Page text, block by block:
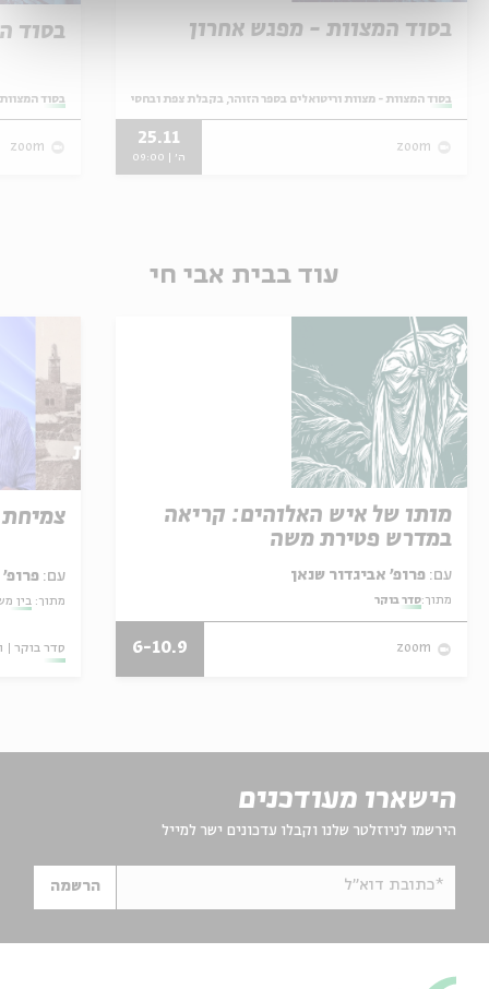
בסוד המצוות - מפגש אחרון
מתוך:
בסוד המצוות - מצוות וריטואלים בספר הזוהר, בקבלת צפת ובחסידות
zoom
25.11
ה' | 09:00
בסוד
מתוך:
בסוד
zoom
עוד בבית אבי חי
מותו של איש האלוהים: קריאה
במדרש פטירת משה
עם:
מתוך:סדר בוקר
zoom
6-10.9
צמיחת
עם:
מתוך: בין
סדר בוקר
הישארו מעודכנים
הירשמו לניוזלטר שלנו וקבלו עדכונים ישר למייל
*כתובת דוא"ל הרשמה